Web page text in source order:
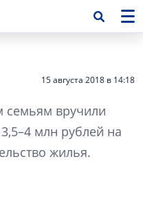
15 августа 2018 в 14:18
вручили
млн рублей на
жилья.